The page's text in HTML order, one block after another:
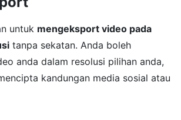
untuk mengeksport video pada
tanpa sekatan. Anda boleh
anda dalam resolusi pilihan anda,
kandungan media sosial atau